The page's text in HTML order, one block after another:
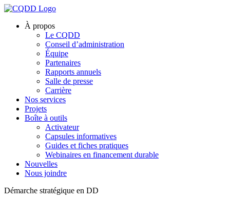
À propos
Le CQDD
Conseil d’administration
Équipe
Partenaires
Rapports annuels
Salle de presse
Carrière
Nos services
Projets
Boîte à outils
Activateur
Capsules informatives
Guides et fiches pratiques
Webinaires en financement durable
Nouvelles
Nous joindre
Démarche stratégique en DD